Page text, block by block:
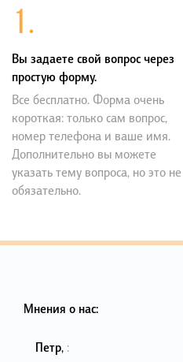
1.
Вы задаете свой вопрос через
простую форму.
Все бесплатно. Форма очень
короткая: только сам вопрос,
номер телефона и ваше имя.
Дополнительно вы можете
указать тему вопроса, но это не
обязательно.
Мнения о нас:
Петр, :